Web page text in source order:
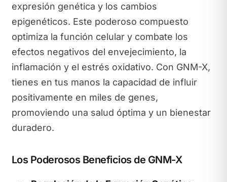
expresión genética y los cambios
epigenéticos. Este poderoso compuesto
optimiza la función celular y combate los
efectos negativos del envejecimiento, la
inflamación y el estrés oxidativo. Con GNM-X,
tienes en tus manos la capacidad de influir
positivamente en miles de genes,
promoviendo una salud óptima y un bienestar
duradero.
Los Poderosos Beneficios de GNM-X